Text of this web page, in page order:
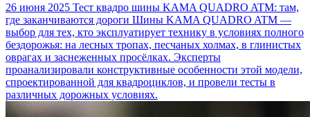
26 июня 2025 Тест квадро шины KAMA QUADRO ATM: там,
где заканчиваются дороги Шины KAMA QUADRO ATM —
выбор для тех, кто эксплуатирует технику в условиях полного
бездорожья: на лесных тропах, песчаных холмах, в глинистых
оврагах и заснеженных просёлках. Эксперты
проанализировали конструктивные особенности этой модели,
спроектированной для квадроциклов, и провели тесты в
различных дорожных условиях.